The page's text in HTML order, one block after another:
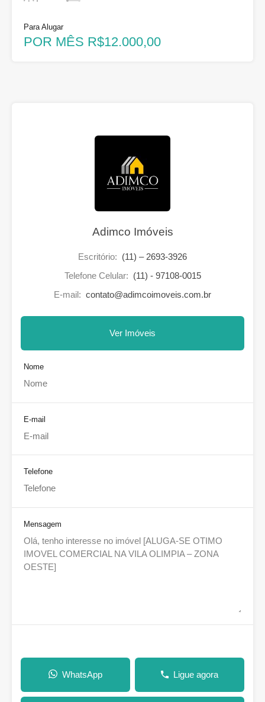
Para Alugar
POR MÊS R$12.000,00
Adimco Imóveis
Escritório: (11) – 2693-3926
Telefone Celular: (11) - 97108-0015
E-mail: contato@adimcoimoveis.com.br
Ver Imóveis
Nome
E-mail
Telefone
Mensagem
WhatsApp Ligue agora